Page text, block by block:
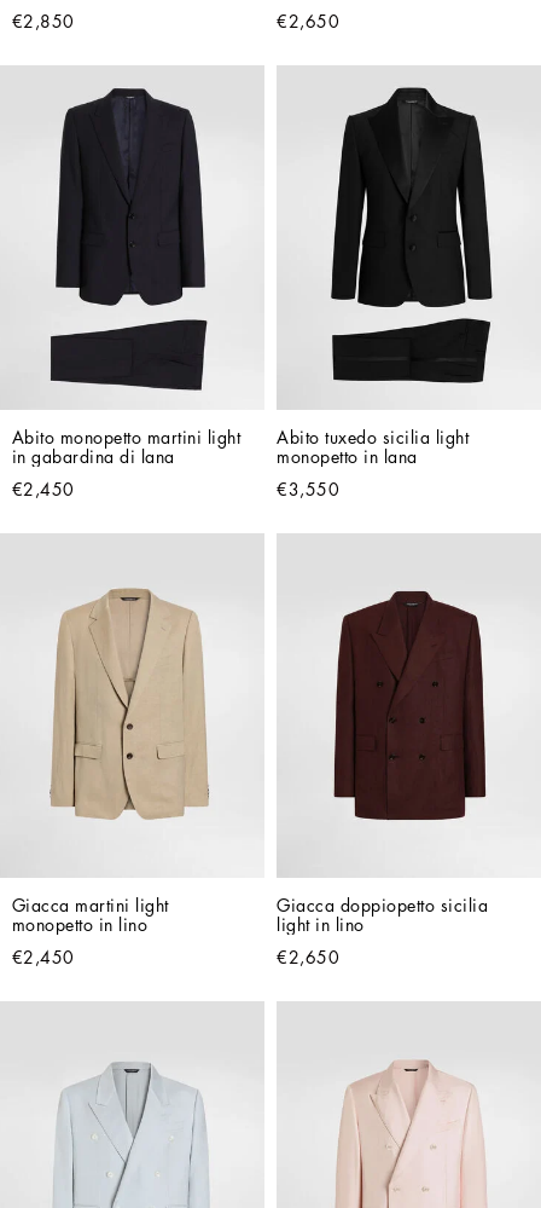
€2,850
€2,650
Abito monopetto martini light
in gabardina di lana
€2,450
Abito tuxedo sicilia light
monopetto in lana
€3,550
Giacca martini light
monopetto in lino
€2,450
Giacca doppiopetto sicilia
light in lino
€2,650